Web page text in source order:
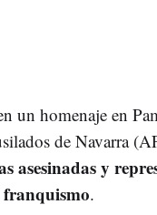
un homenaje en
de Navarra
asesinadas y
.